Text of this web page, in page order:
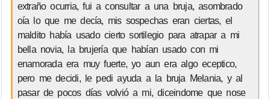
extraño ocurria, fui a consultar a una bruja, asombrado
oía lo que me decía, mis sospechas eran ciertas, el
maldito había usado cierto sortilegio para atrapar a mi
bella novia, la brujería que habían usado con mi
enamorada era muy fuerte, yo aun era algo eceptico,
pero me decidi, le pedi ayuda a la bruja Melania, y al
pasar de pocos días volvió a mi, diceindome que nose